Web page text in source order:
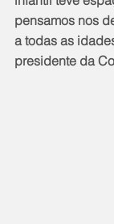
pensamos nos
a todas as
presidente da